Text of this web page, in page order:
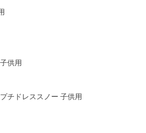
供用
チドレススノー 子供用